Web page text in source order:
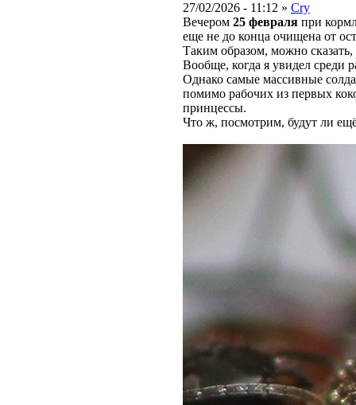
27/02/2026 - 11:12 » Cry
Вечером 25 февраля при
еще не до конца очищена от
Таким образом, можно
Вообще, когда я увидел среди
Однако самые массивные
помимо рабочих из первых
принцессы.
Что ж, посмотрим, будут ли